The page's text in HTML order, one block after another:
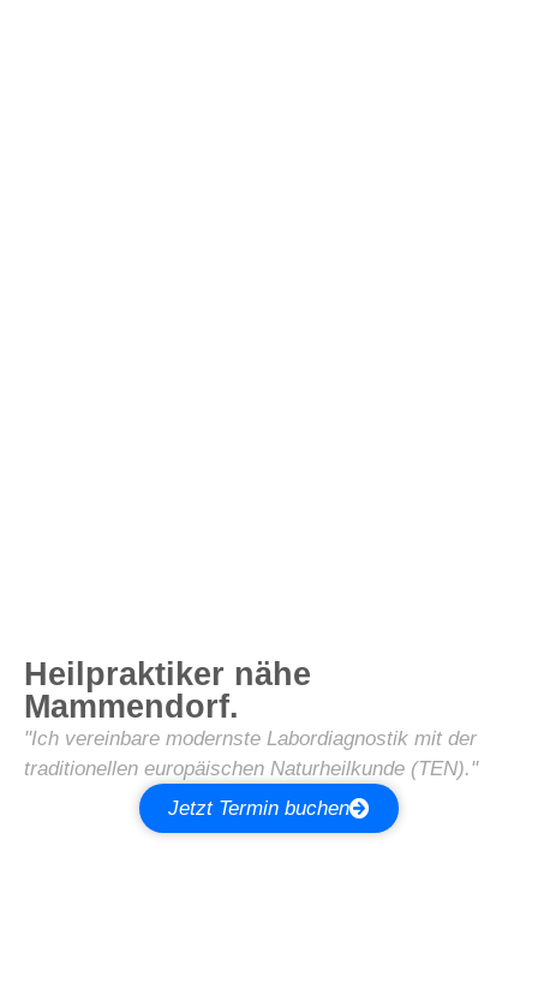
Heilpraktiker nähe
Mammendorf.
"Ich vereinbare modernste Labordiagnostik mit der
traditionellen europäischen Naturheilkunde (TEN)."
Jetzt Termin buchen